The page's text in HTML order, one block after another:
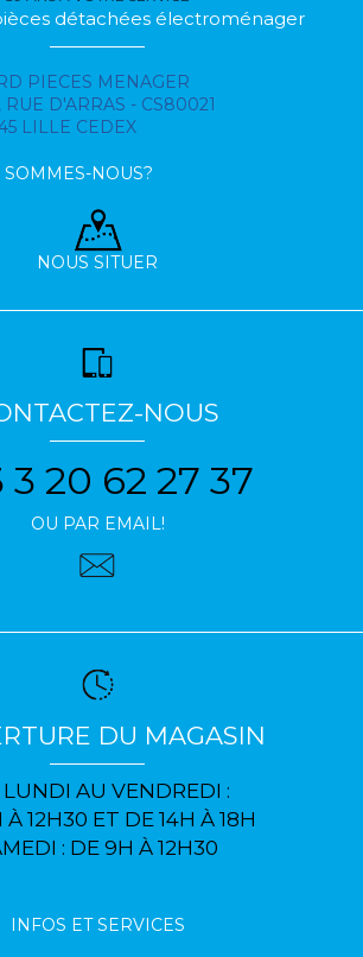
détachées électroménager
PIECES MENAGER
RUE D'ARRAS - CS80021
LILLE CEDEX
SOMMES-NOUS?
NOUS SITUER
NOUS
3 20 62 27 37
OU PAR EMAIL!
DU MAGASIN
AU VENDREDI :
À 12H30 ET DE 14H À 18H
: DE 9H À 12H30
INFOS ET SERVICES